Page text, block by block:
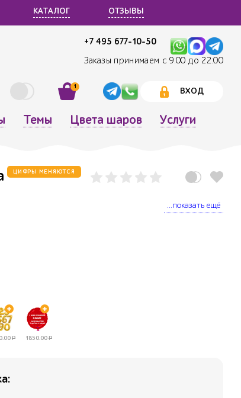
КАТАЛОГ ОТЗЫВЫ
+7 495 677-10-50
Заказы принимаем с 9:00 до 22:00
1
ВХОД
Темы Цвета шаров Услуги
ЦИФРЫ МЕНЯЮТСЯ
...показать ещё
Р 1850.00Р